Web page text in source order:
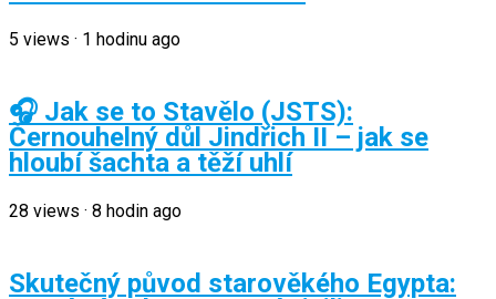
5 views · 1 hodinu ago
🎧 Jak se to Stavělo (JSTS):
Černouhelný důl Jindřich II – jak se
hloubí šachta a těží uhlí
28 views · 8 hodin ago
Skutečný původ starověkého Egypta: